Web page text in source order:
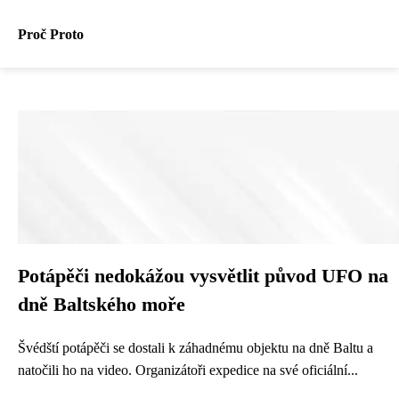
Proč Proto
Potápěči nedokážou vysvětlit původ UFO na
dně Baltského moře
Švédští potápěči se dostali k záhadnému objektu na dně Baltu a
natočili ho na video. Organizátoři expedice na své oficiální...